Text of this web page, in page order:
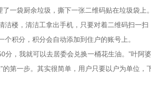
一袋厨余垃圾，撕下一张二维码贴在垃圾袋上
楼，清洁工拿出手机，只要对着二维码扫一扫
积分，积分会自动添加到住户的账号上。
，我就可以去居委会兑换一桶花生油。”叶阿婆
第一步。其实很简单，用户只要以户为单位